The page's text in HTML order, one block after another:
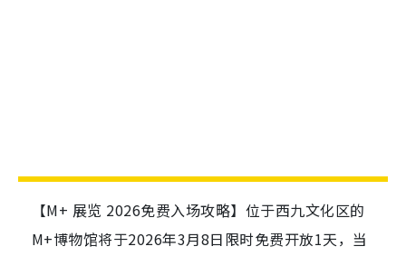
【M+ 展览 2026免费入场攻略】位于西九文化区的
M+博物馆将于2026年3月8日限时免费开放1天，当